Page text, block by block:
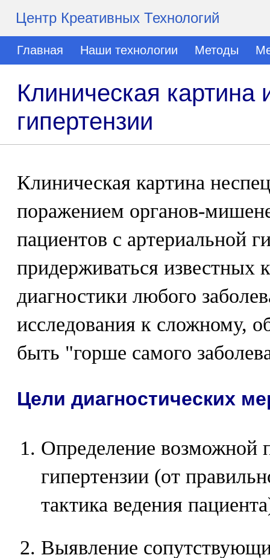
Центр Креативных Технологий
Главная Наши технологии Методы
Клиническая картина
гипертензии
Клиническая картина
поражением органов-
пациентов с артериальной
придерживаться известных
диагностики любого
исследования к сложному,
быть "горше самого
Цели диагностических
Определение возможной
гипертензии (от
тактика ведения
Выявление